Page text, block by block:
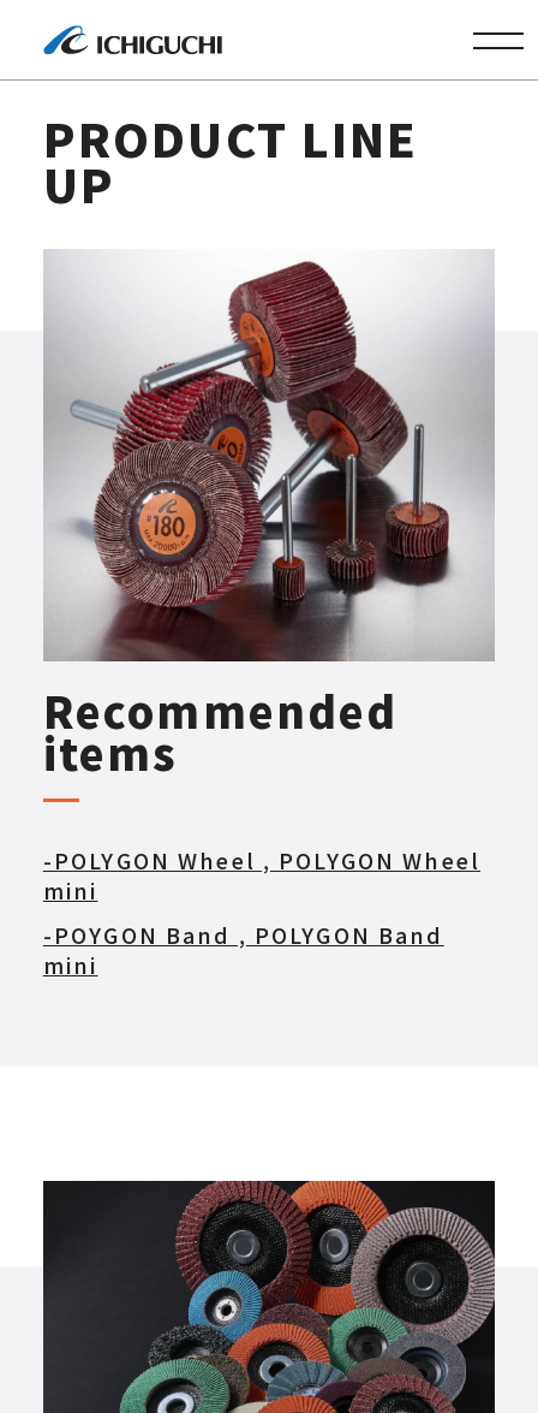
株式会社
PRODUCT LINE
UP
Recommended
items
-POLYGON Wheel , POLYGON Wheel
mini
-POYGON Band , POLYGON Band
mini